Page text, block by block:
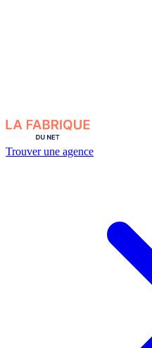
Trouver une agence